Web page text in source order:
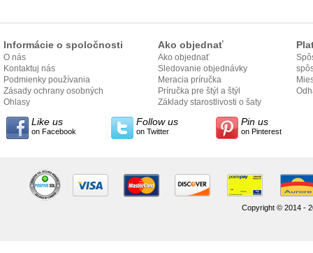
Informácie o spoločnosti
O nás
Kontaktuj nás
Podmienky používania
Zásady ochrany osobných
údajov
Ohlasy
Ako objednať
Ako objednať
Sledovanie objednávky
Meracia príručka
Príručka pre štýl a štýl
Základy starostlivosti o šaty
Like us
on Facebook
Follow us
on Twitter
Pin us
on Pinterest
Copyright © 2014 -